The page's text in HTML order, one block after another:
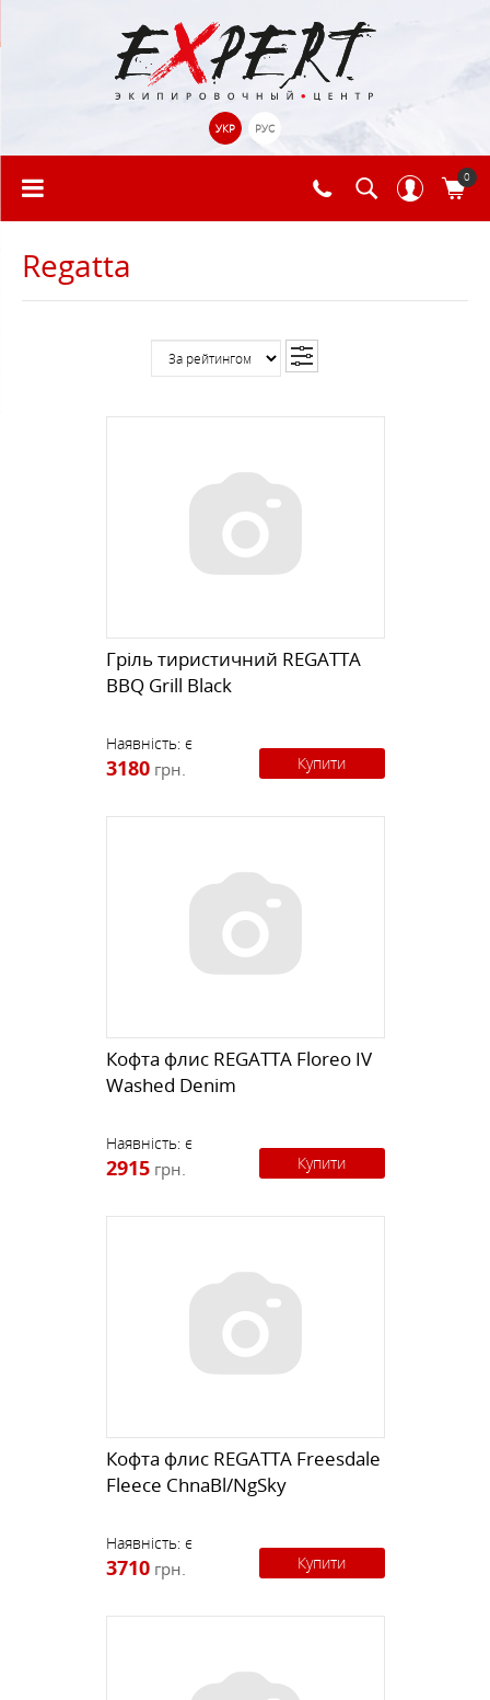
УКР РУС
0
Regatta
Гріль тиристичний REGATTA
BBQ Grill Black
Наявність: є
3180 грн. Купити
Кофта флис REGATTA Floreo IV
Washed Denim
Наявність: є
2915 грн. Купити
Кофта флис REGATTA Freesdale
Fleece ChnaBl/NgSky
Наявність: є
3710 грн. Купити